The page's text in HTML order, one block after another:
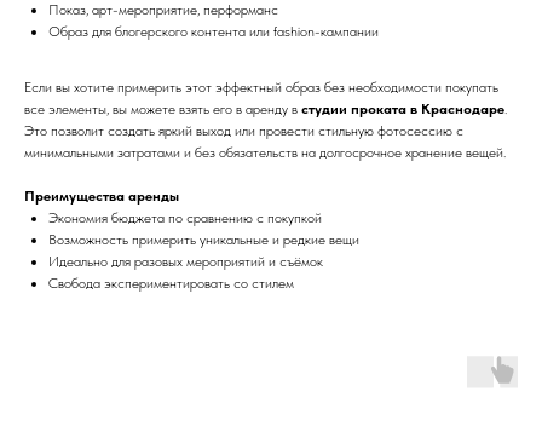
Показ, арт-мероприятие, перформанс
Образ для блогерского контента или fashion-кампании
Если вы хотите примерить этот эффектный образ без необходимости покупать
все элементы, вы можете взять его в аренду в студии проката в Краснодаре.
Это позволит создать яркий выход или провести стильную фотосессию с
минимальными затратами и без обязательств на долгосрочное хранение вещей.
Преимущества аренды
Экономия бюджета по сравнению с покупкой
Возможность примерить уникальные и редкие вещи
Идеально для разовых мероприятий и съёмок
Свобода экспериментировать со стилем